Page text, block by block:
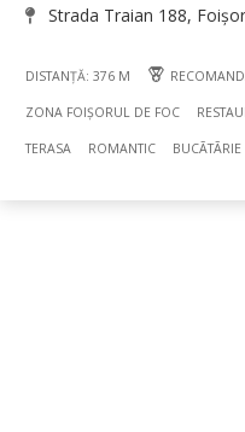
Strada Traian 188,
DISTANȚĂ: 376 M
ZONA FOIȘORUL DE FOC
TERASA ROMANTIC